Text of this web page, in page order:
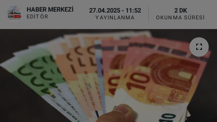
HABER MERKEZI
EDITÖR
27.04.2025 - 11:52
YAYINLANMA
2 DK
OKUNMA SÜRESI
BİLİM-TEKNOLOJİ
SAĞLIK
FOTO GALERİ
VIDEO GALERİ
ALGEMENE VOORWAARDEN
CONTACT
Haber Arşivi